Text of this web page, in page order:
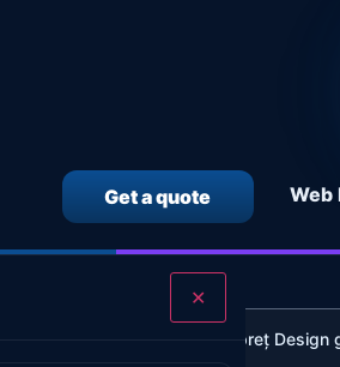
Get a quote Web
✕
Calculator preț Design